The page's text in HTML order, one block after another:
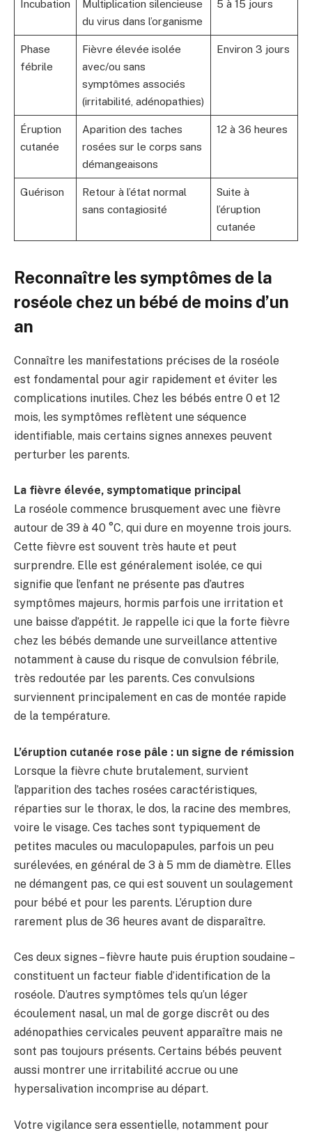
Incubation
Multiplication silencieuse
du virus dans l’organisme
5 à 15 jours
Phase
fébrile
Fièvre élevée isolée
avec/ou sans
symptômes associés
(irritabilité, adénopathies)
Environ 3 jours
Éruption
cutanée
Aparition des taches
rosées sur le corps sans
démangeaisons
12 à 36 heures
Guérison
Retour à l’état normal
sans contagiosité
Suite à
l’éruption
cutanée
Reconnaître les symptômes de la
roséole chez un bébé de moins d’un
an
Connaître les manifestations précises de la roséole
est fondamental pour agir rapidement et éviter les
complications inutiles. Chez les bébés entre 0 et 12
mois, les symptômes reflètent une séquence
identifiable, mais certains signes annexes peuvent
perturber les parents.
La fièvre élevée, symptomatique principal
La roséole commence brusquement avec une fièvre
autour de 39 à 40 °C, qui dure en moyenne trois jours.
Cette fièvre est souvent très haute et peut
surprendre. Elle est généralement isolée, ce qui
signifie que l’enfant ne présente pas d’autres
symptômes majeurs, hormis parfois une irritation et
une baisse d’appétit. Je rappelle ici que la forte fièvre
chez les bébés demande une surveillance attentive
notamment à cause du risque de convulsion fébrile,
très redoutée par les parents. Ces convulsions
surviennent principalement en cas de montée rapide
de la température.
L’éruption cutanée rose pâle : un signe de rémission
Lorsque la fièvre chute brutalement, survient
l’apparition des taches rosées caractéristiques,
réparties sur le thorax, le dos, la racine des membres,
voire le visage. Ces taches sont typiquement de
petites macules ou maculopapules, parfois un peu
surélevées, en général de 3 à 5 mm de diamètre. Elles
ne démangent pas, ce qui est souvent un soulagement
pour bébé et pour les parents. L’éruption dure
rarement plus de 36 heures avant de disparaître.
Ces deux signes – fièvre haute puis éruption soudaine –
constituent un facteur fiable d’identification de la
roséole. D’autres symptômes tels qu’un léger
écoulement nasal, un mal de gorge discrêt ou des
adénopathies cervicales peuvent apparaître mais ne
sont pas toujours présents. Certains bébés peuvent
aussi montrer une irritabilité accrue ou une
hypersalivation incomprise au départ.
Votre vigilance sera essentielle, notamment pour